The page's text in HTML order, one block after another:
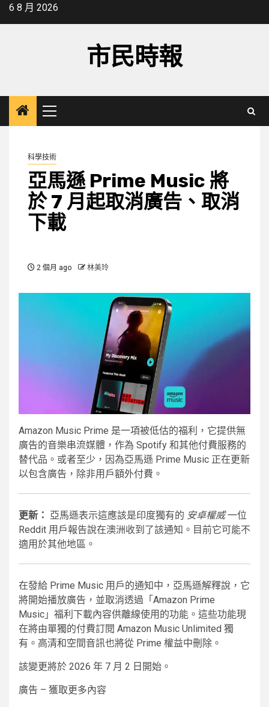
Skip6 8 月 2026
市民時報
Primary
Menu
科學技術
亞馬遜 Prime Music 將
於 7 月起取消廣告、取消
下載
2 個月 ago 林美玲
Amazon Music Prime 是一項被低估的福利，它提供無
廣告的音樂串流媒體，作為 Spotify 和其他付費服務的
替代品。或者至少，因為亞馬遜 Prime Music 正在更新
以包含廣告，除非用戶額外付費。
更新： 亞馬遜表示這應該是印度獨有的 安卓權威一位
Reddit 用戶報告說在澳洲收到了該通知。目前它可能不
適用於其他地區。
在發給 Prime Music 用戶的通知中，亞馬遜解釋說，它
將開始播放廣告，並取消透過「Amazon Prime
Music」福利下載內容供離線使用的功能。這些功能現
在將由單獨的付費訂閱 Amazon Music Unlimited 獨
有。高清和空間音訊也將從 Prime 權益中刪除。
該變更將於 2026 年 7 月 2 日開始。
廣告 – 獲取更多內容